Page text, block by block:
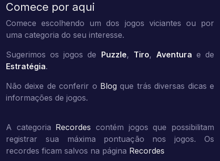
Comece por aqui
Comece escolhendo um dos jogos viciantes ou por
uma categoria do seu interesse.
Sugerimos os jogos de Puzzle, Tiro, Aventura e de
Estratégia.
Não deixe de conferir o Blog que trás diversas dicas e
informações de jogos.
A categoria Recordes contém jogos que possibilitam
registrar sua máxima pontuação nos jogos. Os
recordes ficam salvos na página Recordes